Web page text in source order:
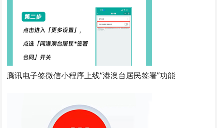
腾讯电子签微信小程序上线“港澳台居民签署”功能